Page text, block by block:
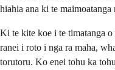
hiahia ana ki te maimoatanga
Ki te kite koe i te timatanga
ranei i roto i nga ra maha,
torutoru. Ko enei tohu ka